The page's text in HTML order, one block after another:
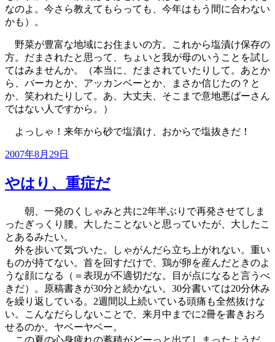
なのよ。今さら教えてもらっても、今年はもう間に合わない
かも）。
野菜が豊富な地域にお住まいの方。これから塩漬け保存の
方。だまされたと思って、ちょいと我が母のいうことを試し
てはみませんか。（本当に、だまされていたりして。あとか
ら、バーカとか、アッカンベーとか、まさか信じたの？と
か、笑われたりして。あ、大丈夫、そこまで意地悪ばーさん
ではない人ですから。）
よっしゃ！来年から砂で塩漬け、おからで塩抜きだ！
投
日:
2007年8月29日
やはり、重症だ
朝、一発のくしゃみと共に2年半ぶりで再発させてしま
ったぎっくり腰。大したことないと思っていたが、大したこ
とあるみたい。
外を歩いて気づいた。しゃがんだら立ち上がれない。重い
ものが持てない。首を回すだけで、鶏が卵を産んだときのよ
うな顔になる（＝表現が不適切だな。目が点になると言うべ
きだ）。原稿書きが30分と続かない。30分書いては20分休み
を繰り返している。2週間以上続いている頭痛も全然抜けな
い。こんなだらしないことで、来月中までに2冊を書きおろ
せるのか。ヤベーヤベー。
この夏の心身疲れの蓄積がどーっと出てしまったようだ。